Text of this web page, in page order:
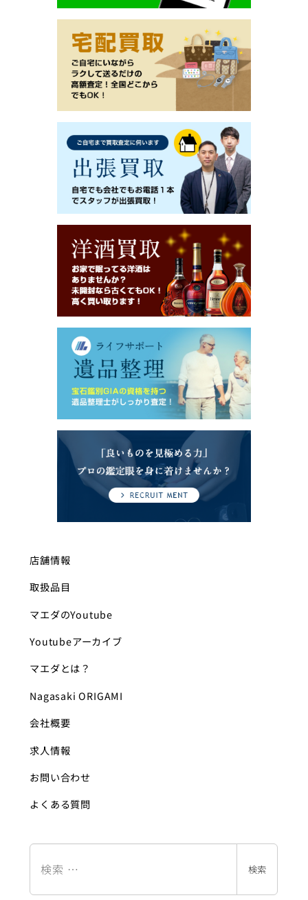
店舗情報
取扱品目
マエダのYoutube
Youtubeアーカイブ
マエダとは？
Nagasaki ORIGAMI
会社概要
求人情報
お問い合わせ
よくある質問
検
検索